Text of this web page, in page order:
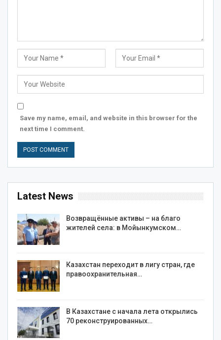
Save my name, email, and website in this browser for the
next time I comment.
Latest News
Возвращённые активы – на благо
жителей села: в Мойынкумском…
Казахстан переходит в лигу стран, где
правоохранительная…
В Казахстане с начала лета открылись
70 реконструированных…